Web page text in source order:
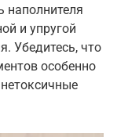
наполнителя
и упругой
Убедитесь, что
особенно